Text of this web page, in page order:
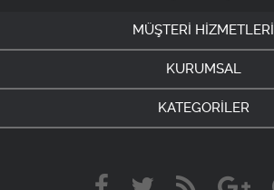
MÜŞTERİ HİZMETLERİ
KURUMSAL
KATEGORİLER